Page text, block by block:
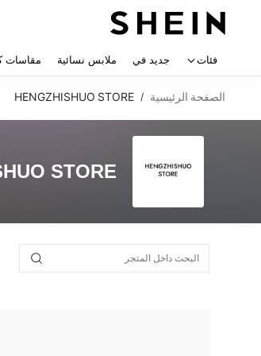
فئات جديد في ملابس نسائية مقاسات
الصفحة الرئيسية /
HENGZHISHUO STORE
STORE